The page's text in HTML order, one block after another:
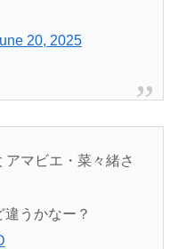
20, 2025
マビエ・菜々緒さ
うかなー？